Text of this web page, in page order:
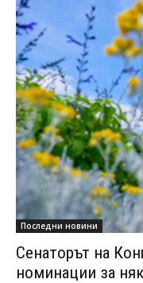
Последни новини
Сенаторът на
номинации за